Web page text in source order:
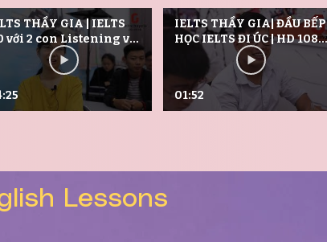
THẦY GIA | IELTS
với 2 con Listening và
8.0 nhờ tự học
này
IELTS THẦY GIA| ĐẦU BẾP
HỌC IELTS ĐI ÚC | HD 1080
MAY 2019
01:52
Lessons